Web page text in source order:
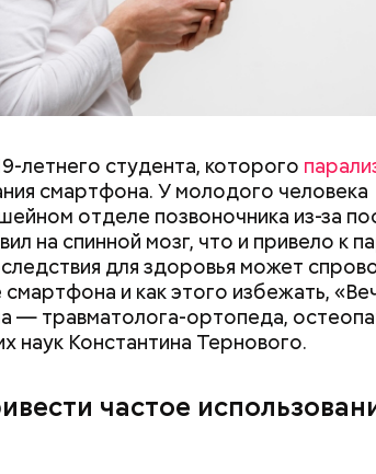
летнего студента, которого
смартфона. У молодого человека
отделе позвоночника из-за
на спинной мозг, что и привело к
для здоровья может
и как этого избежать,
— травматолога-ортопеда,
наук Константина Тернового.
частое
бе-Ав, отмечается в Израиле как
Влюбленные в этот день
цветы и подарки, устраивают
Праздник уходит корнями в
еврейской традиции,
платья и водили хороводы в